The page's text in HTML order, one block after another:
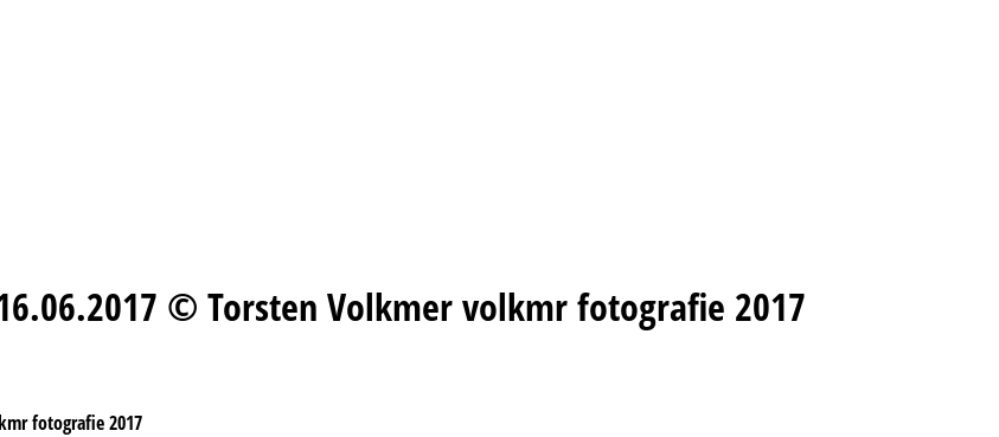
© Torsten Volkmer volkmr fotografie 2017
fotografie 2017